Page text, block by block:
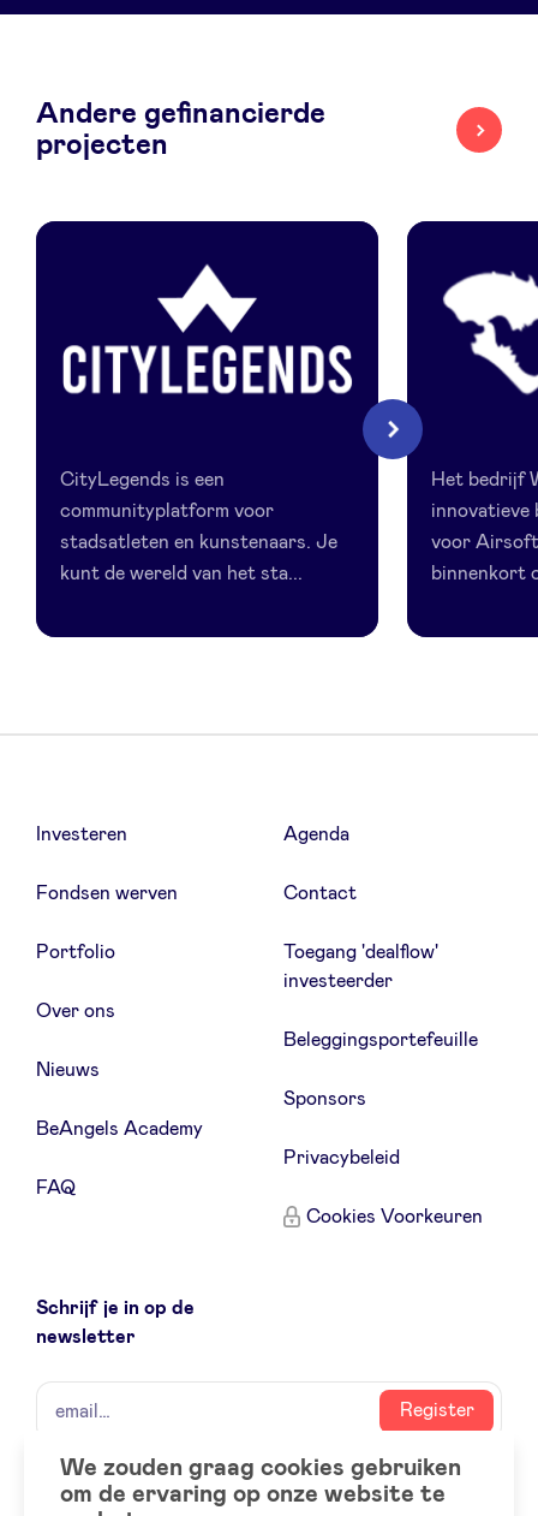
Andere gefinancierde
projecten
CityLegends is een
communityplatform voor
stadsatleten en kunstenaars. Je
kunt de wereld van het sta...
Het bedrijf
innovatieve
voor
binnenkort
Volgende
Investeren
Fondsen werven
Portfolio
Over ons
Nieuws
BeAngels Academy
FAQ
Agenda
Contact
Toegang 'dealflow'
investeerder
Beleggingsportefeuille
Sponsors
Privacybeleid
Cookies Voorkeuren
Schrijf je in op de
newsletter
naam
email
Register
Social
LinkedIn
We zouden graag cookies gebruiken
om de ervaring op onze website te